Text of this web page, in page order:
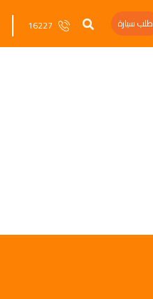
طلب سيارة 16227